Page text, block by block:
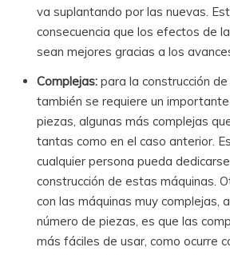
va suplantando por las nuevas.
consecuencia que los efectos de
sean mejores gracias a los
Complejas:para la construcción
también se requiere un
piezas, algunas más complejas
tantas como en el caso anterior.
cualquier persona pueda
construcción de estas máquinas.
con las máquinas muy complejas,
número de piezas, es que las
más fáciles de usar, como ocurre